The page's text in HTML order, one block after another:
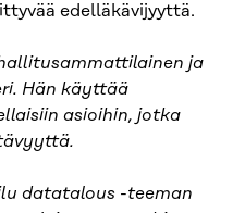
edelläkävijyyttä.
ja
Hän käyttää
asioihin, jotka
datatalous -teeman